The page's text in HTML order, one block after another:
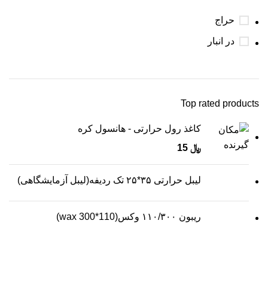
حراج
در انبار
Top rated products
کاغذ رول حرارتی - هانسول کره
﷼
لیبل حرارتی ۳۵*۲۵ تک ردیفه(لیبل آزمایشگاهی)
ریبون ۱۱۰/۳۰۰ وکس(110*300 wax)